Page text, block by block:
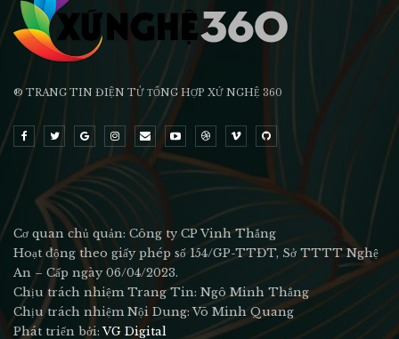
® TRANG TIN ĐIỆN TỬ ТỔNG HỢP XỨ NGHỆ 360
Cơ quan chủ quản: Công ty CP Vinh Thắng
Hoạt động theo giấy phép số 154/GP-TTĐT, Sở TTTT Nghệ
An – Cấp ngày 06/04/2023.
Chịu trách nhiệm Trang Tin: Ngô Minh Thắng
Chịu trách nhiệm Nội Dung: Võ Minh Quang
Phát triển bởi:VG Digital